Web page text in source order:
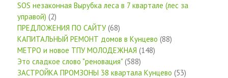
SOS незаконная Вырубка леса в 7 квартале (лес за
управой) (2)
ПРЕДЛОЖЕНИЯ ПО САЙТУ(68)
КАПИТАЛЬНЫЙ РЕМОНТ домов в Кунцево (88)
МЕТРО и новое ТПУ МОЛОДЕЖНАЯ (148)
Это сладкое слово "реновация" (588)
ЗАСТРОЙКА ПРОМЗОНЫ 38 квартала Кунцево (53)